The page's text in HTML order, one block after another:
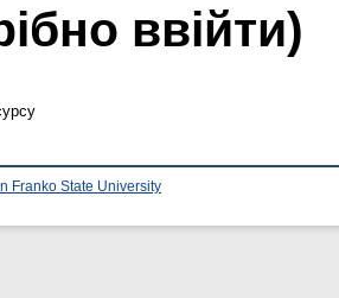
ввійти)
Franko State University